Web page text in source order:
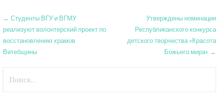
Навигация
по
записям
← Студенты ВГУ и ВГМУ
реализуют волонтерский проект по
восстановлению храмов
Витебщины
Утверждены номинации
Республиканского конкурса
детского творчества «Красота
Божьего мира» →